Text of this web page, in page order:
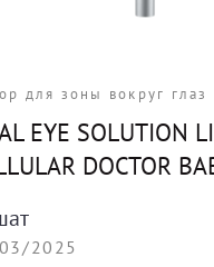
для зоны вокруг глаз
EYE SOLUTION
DOCTOR
2025